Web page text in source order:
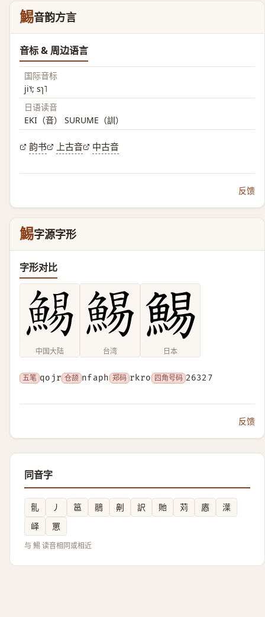
鯣音韵方言
音标 & 周边语言
国际音标
ji˥˧; sɿ˥
日语读音
EKI（音） SURUME（訓）
韵书 上古音 中古音
反馈
鯣字源字形
字形对比
中国大陆 台湾 日本
五笔 qojr 仓颉 nfaph 郑码 rkro 四角号码 26327
反馈
同音字
䯆 丿 䇼 鷊 劓 訳 貤 苅 㥷
㵩
峄
罳
与 鯣 读音相同或相近